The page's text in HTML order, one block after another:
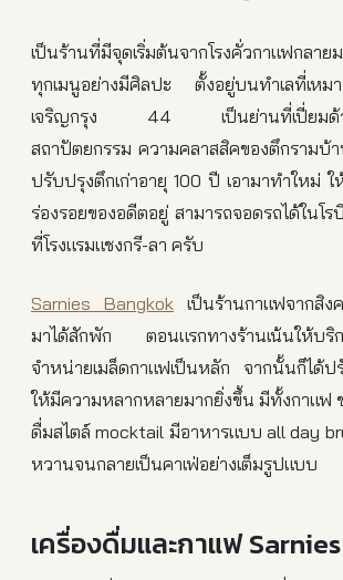
เป็นร้านที่มีจุดเริ่มต้นจากโรงคั่วกาแฟกลาย
ทุกเมนูอย่างมีศิลปะ ตั้งอยู่บนทำเลที่เห
เจริญกรุง 44 เป็นย่านที่เปี่ยมด้ว
สถาปัตยกรรม ความคลาสสิคของตึกรามบ้
ปรับปรุงตึกเก่าอายุ 100 ปี เอามาทำใหม่ ใ
ร่องรอยของอดีตอยู่ สามารถจอดรถได้ในโ
ที่โรงแรมแชงกรี-ลา ครับ
Sarnies Bangkok เป็นร้านกาแฟจากสิง
มาได้สักพัก ตอนแรกทางร้านเน้นให้บ
จำหน่ายเมล็ดกาแฟเป็นหลัก จากนั้นก็ได้ป
ให้มีความหลากหลายมากยิ่งขึ้น มีทั้งกาแฟ ช
ดื่มสไตล์ mocktail มีอาหารแบบ all day
หวานจนกลายเป็นคาเฟ่อย่างเต็มรูปแบบ
เครื่องดื่มและกาแฟ Sarnies